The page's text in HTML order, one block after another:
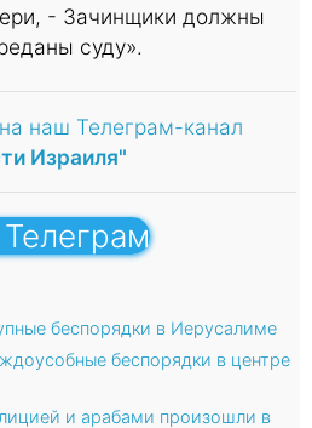
- Зачинщики должны
суду».
наш Телеграм-канал
Израиля"
беспорядки в Иерусалиме
беспорядки в центре
и арабами произошли в